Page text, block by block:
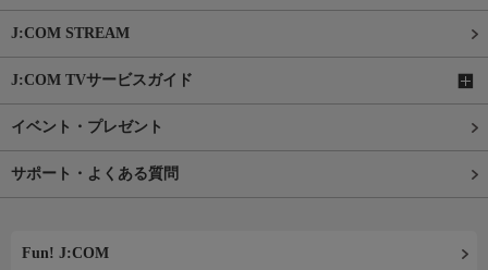
J:COM STREAM
J:COM TVサービスガイド
イベント・プレゼント
サポート・よくある質問
Fun! J:COM